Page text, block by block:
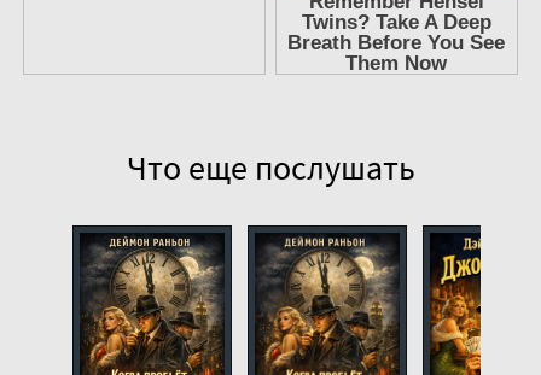
Что еще послушать